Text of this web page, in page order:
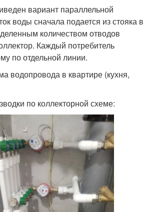
вариант параллельной
воды сначала подается из стояка в
количеством отводов
Каждый потребитель
по отдельной линии.
водопровода в квартире (кухня,
по коллекторной схеме: